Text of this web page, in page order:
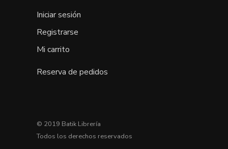
Iniciar sesión
Registrarse
Mi carrito
Reserva de pedidos
© 2019 Batik Librería
Todos los derechos reservados